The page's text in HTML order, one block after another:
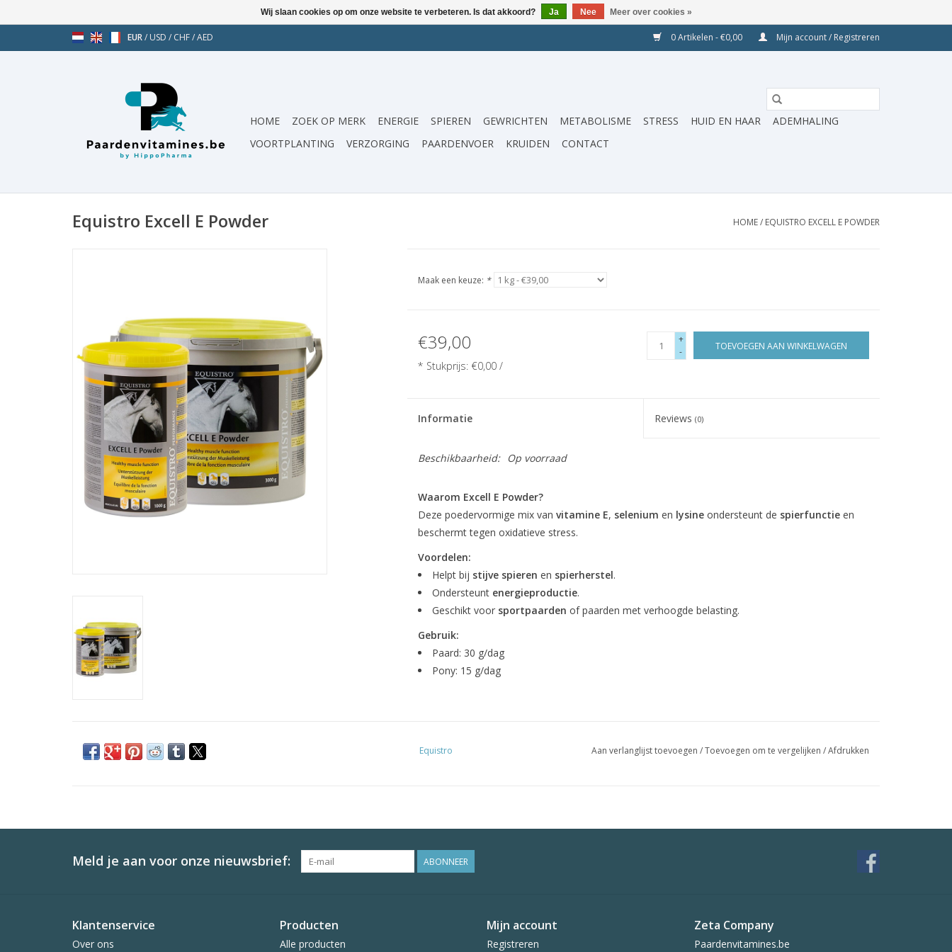
EUR/ USD / CHF/AED 0 Artikelen - €0,00 Mijn account / Registreren
HOME ZOEK OP MERK ENERGIE SPIEREN GEWRICHTEN METABOLISME STRESS HUID EN HAAR
ADEMHALING
VOORTPLANTING
VERZORGING PAARDENVOER KRUIDEN CONTACT
Equistro Excell E Powder HOME/ EQUISTRO EXCELL E POWDER
Maak een keuze: *
€39,00
* Stukprijs: €0,00 /
+
-
TOEVOEGEN AAN WINKELWAGEN
Informatie Reviews(0)
Beschikbaarheid: Op voorraad
Waarom Excell E Powder?
Deze poedervormige mix van vitamine E, selenium en lysineondersteunt de spierfunctieen
beschermt tegen oxidatieve stress.
Voordelen:
Helpt bij stijve spieren en spierherstel.
Ondersteunt energieproductie.
Geschikt voor sportpaarden of paarden met verhoogde belasting.
Gebruik:
Paard: 30 g/dag
Pony: 15 g/dag
Equistro Aan verlanglijst toevoegen /Toevoegen om te vergelijken /Afdrukken
Meld je aan voor onze nieuwsbrief: ABONNEER
Klantenservice
Over ons
Producten
Alle producten
Mijn account
Registreren
Zeta Company
Paardenvitamines.be
Wij slaan cookies op om onze website te verbeteren. Is dat akkoord? Ja Nee Meer over cookies »